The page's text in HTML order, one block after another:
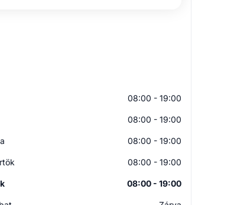
08:00 - 19:00
08:00 - 19:00
08:00 - 19:00
08:00 - 19:00
08:00 - 19:00